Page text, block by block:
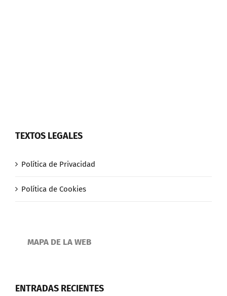
TEXTOS LEGALES
Política de Privacidad
Política de Cookies
MAPA DE LA WEB
ENTRADAS RECIENTES